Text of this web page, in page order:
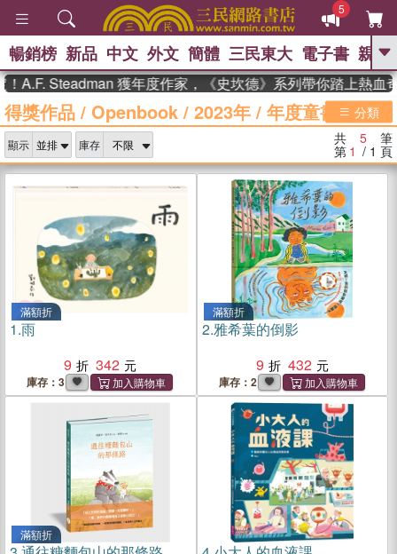
5
GO
熱搜： 東野圭吾 、 高希均教授回憶錄
、 The Odyssey 、 父親節 、 花開錦
台灣的
李登輝時代 、 數學女孩：黎曼猜想
、 偉大的迷走神經 、 如果歷史是一
臺灣漫遊錄
暢銷榜 新品 中文 外文 簡體 三民東大 電子書 親子
A.F. Steadman 獲年度作家，《史坎德》系列帶你踏上熱血奇
得獎作品 / Openbook / 2023年 / 年度童書 分類
顯示 庫存 共 5 筆
第 1 / 1 頁
滿額折
1.雨
9
342
庫存：3
滿額折
2.雅希葉的倒影
9
432
庫存：2
滿額折